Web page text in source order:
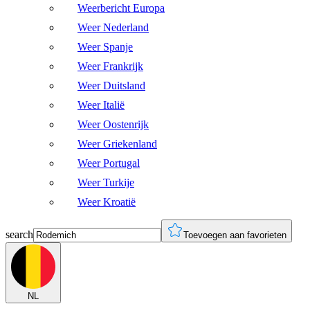
Weerbericht Europa
Weer Nederland
Weer Spanje
Weer Frankrijk
Weer Duitsland
Weer Italië
Weer Oostenrijk
Weer Griekenland
Weer Portugal
Weer Turkije
Weer Kroatië
search Toevoegen aan favorieten
NL